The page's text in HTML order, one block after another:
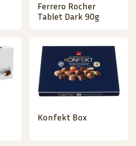
Ferrero Rocher
Tablet Dark 90g
Konfekt Box